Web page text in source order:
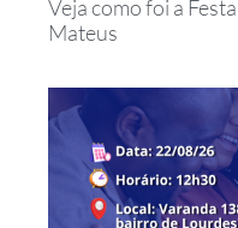
Veja como foi a
Mateus